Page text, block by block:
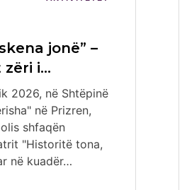
jonë” –
i…
2026, në Shtëpinë
në Prizren,
shfaqën
"Historitë tona,
në kuadër…